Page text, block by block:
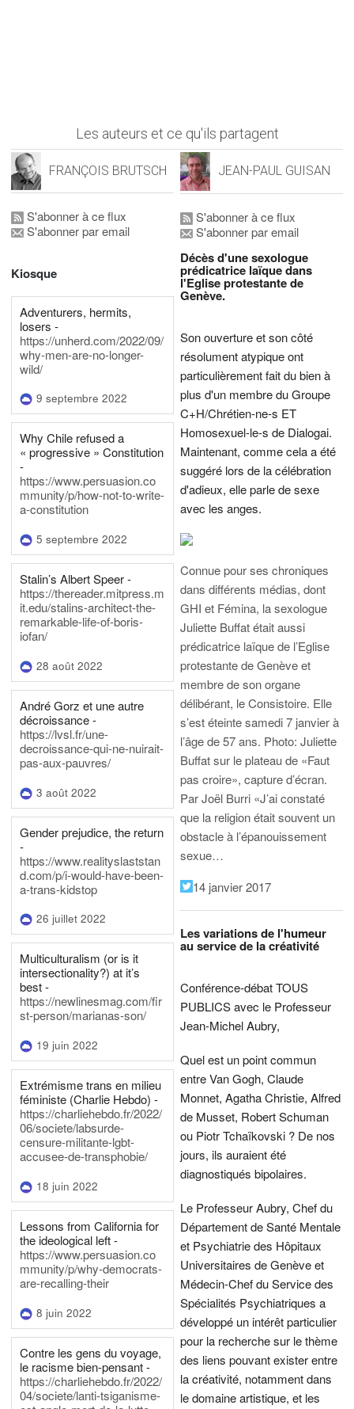
Les auteurs et ce qu'ils partagent
FRANÇOIS BRUTSCH
S'abonner à ce flux
S'abonner par email
Kiosque
Adventurers, hermits,
losers -
https://unherd.com/2022/09/
why-men-are-no-longer-
wild/
9 septembre 2022
Why Chile refused a
« progressive » Constitution
-
https://www.persuasion.co
mmunity/p/how-not-to-write-
a-constitution
5 septembre 2022
Stalin’s Albert Speer -
https://thereader.mitpress.m
it.edu/stalins-architect-the-
remarkable-life-of-boris-
iofan/
28 août 2022
André Gorz et une autre
décroissance -
https://lvsl.fr/une-
decroissance-qui-ne-nuirait-
pas-aux-pauvres/
3 août 2022
Gender prejudice, the return
-
https://www.realityslaststan
d.com/p/i-would-have-been-
a-trans-kidstop
26 juillet 2022
Multiculturalism (or is it
intersectionality?) at it’s
best -
https://newlinesmag.com/fir
st-person/marianas-son/
19 juin 2022
Extrémisme trans en milieu
féministe (Charlie Hebdo) -
https://charliehebdo.fr/2022/
06/societe/labsurde-
censure-militante-lgbt-
accusee-de-transphobie/
18 juin 2022
Lessons from California for
the ideological left -
https://www.persuasion.co
mmunity/p/why-democrats-
are-recalling-their
8 juin 2022
Contre les gens du voyage,
le racisme bien-pensant -
https://charliehebdo.fr/2022/
04/societe/lanti-tsiganisme-
JEAN-PAUL GUISAN
S'abonner à ce flux
S'abonner par email
Décès d'une sexologue
prédicatrice laïque dans
l'Eglise protestante de
Genève.
Son ouverture et son côté
résolument atypique ont
particulièrement fait du bien à
plus d'un membre du Groupe
C+H/Chrétien-ne-s ET
Homosexuel-le-s de Dialogai.
Maintenant, comme cela a été
suggéré lors de la célébration
d'adieux, elle parle de sexe
avec les anges.
Connue pour ses chroniques
dans différents médias, dont
GHI et Fémina, la sexologue
Juliette Buffat était aussi
prédicatrice laïque de l’Eglise
protestante de Genève et
membre de son organe
délibérant, le Consistoire. Elle
s’est éteinte samedi 7 janvier à
l’âge de 57 ans. Photo: Juliette
Buffat sur le plateau de «Faut
pas croire», capture d’écran.
Par Joël Burri «J’ai constaté
que la religion était souvent un
obstacle à l’épanouissement
sexue…
14 janvier 2017
Les variations de l'humeur
au service de la créativité
Conférence-débat TOUS
PUBLICS avec le Professeur
Jean-Michel Aubry,
Quel est un point commun
entre Van Gogh, Claude
Monnet, Agatha Christie, Alfred
de Musset, Robert Schuman
ou Piotr Tchaïkovski ? De nos
jours, ils auraient été
diagnostiqués bipolaires.
Le Professeur Aubry, Chef du
Département de Santé Mentale
et Psychiatrie des Hôpitaux
Universitaires de Genève et
Médecin-Chef du Service des
Spécialités Psychiatriques a
développé un intérêt particulier
pour la recherche sur le thème
des liens pouvant exister entre
la créativité, notamment dans
le domaine artistique, et les